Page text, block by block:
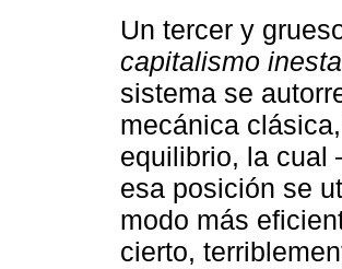
Un tercer y
capitalismo
sistema se
mecánica
equilibrio, la
esa posición se
modo más
cierto,